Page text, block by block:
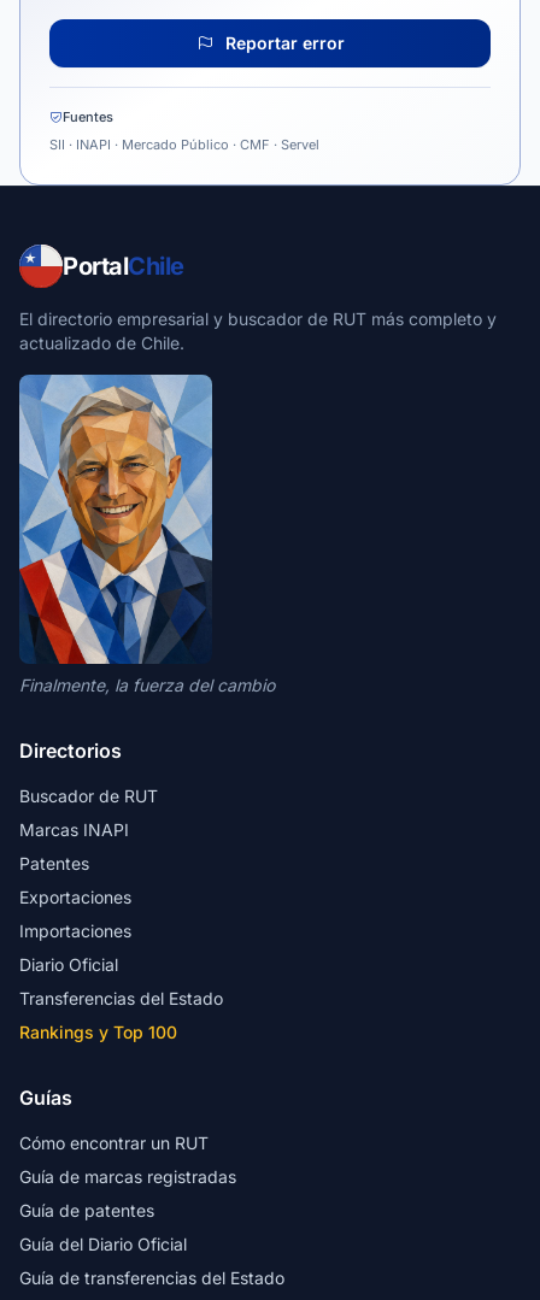
Reportar error
Fuentes
SII · INAPI · Mercado Público · CMF · Servel
PortalChile
El directorio empresarial y buscador de RUT más completo y
actualizado de Chile.
Finalmente, la fuerza del cambio
Directorios
Buscador de RUT
Marcas INAPI
Patentes
Exportaciones
Importaciones
Diario Oficial
Transferencias del Estado
Rankings y Top 100
Guías
Cómo encontrar un RUT
Guía de marcas registradas
Guía de patentes
Guía del Diario Oficial
Guía de transferencias del Estado